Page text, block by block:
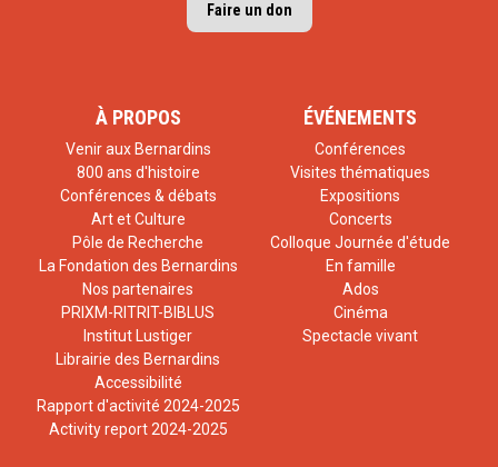
Faire un don
À PROPOS
Venir aux Bernardins
800 ans d'histoire
Conférences & débats
Art et Culture
Pôle de Recherche
La Fondation des Bernardins
Nos partenaires
PRIXM-RITRIT-BIBLUS
Institut Lustiger
Librairie des Bernardins
Accessibilité
Rapport d'activité 2024-2025
Activity report 2024-2025
ÉVÉNEMENTS
Conférences
Visites thématiques
Expositions
Concerts
Colloque Journée d'étude
En famille
Ados
Cinéma
Spectacle vivant